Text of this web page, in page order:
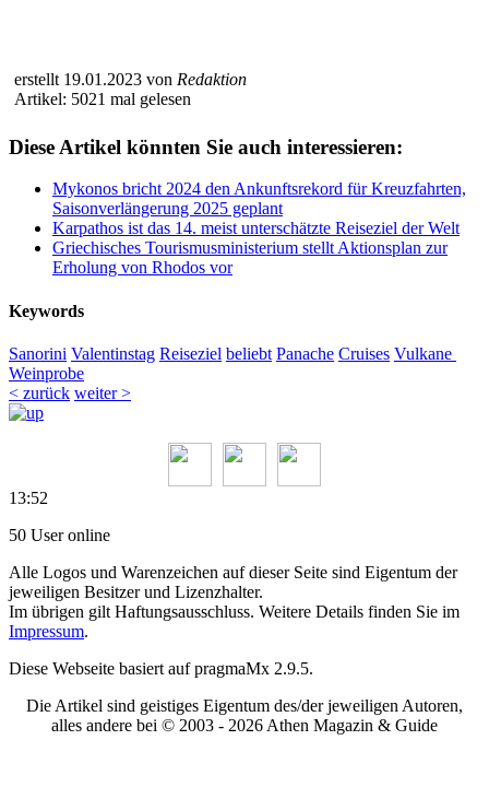
erstellt 19.01.2023 von Redaktion
Artikel: 5021 mal gelesen
Diese Artikel könnten Sie auch interessieren:
Mykonos bricht 2024 den Ankunftsrekord für Kreuzfahrten,
Saisonverlängerung 2025 geplant
Karpathos ist das 14. meist unterschätzte Reiseziel der Welt
Griechisches Tourismusministerium stellt Aktionsplan zur
Erholung von Rhodos vor
Keywords
Sanorini Valentinstag Reiseziel beliebt Panache Cruises Vulkane
Weinprobe
< zurück weiter >
13:52
50 User online
Alle Logos und Warenzeichen auf dieser Seite sind Eigentum der
jeweiligen Besitzer und Lizenzhalter.
Im übrigen gilt Haftungsausschluss. Weitere Details finden Sie im
Impressum.
Diese Webseite basiert auf pragmaMx 2.9.5.
Die Artikel sind geistiges Eigentum des/der jeweiligen Autoren,
alles andere bei © 2003 - 2026 Athen Magazin & Guide